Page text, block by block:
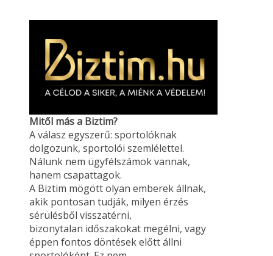
Mitől más a Biztim?
A válasz egyszerű: sportolóknak
dolgozunk, sportolói szemlélettel.
Nálunk nem ügyfélszámok vannak,
hanem csapattagok.
A Biztim mögött olyan emberek állnak,
akik pontosan tudják, milyen érzés
sérülésből visszatérni,
bizonytalan időszakokat megélni, vagy
éppen fontos döntések előtt állni